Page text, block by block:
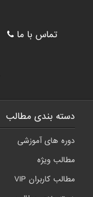
تماس با ما
دسته بندی مطالب
دوره های آموزشی
مطالب ویژه
مطالب کاربران VIP